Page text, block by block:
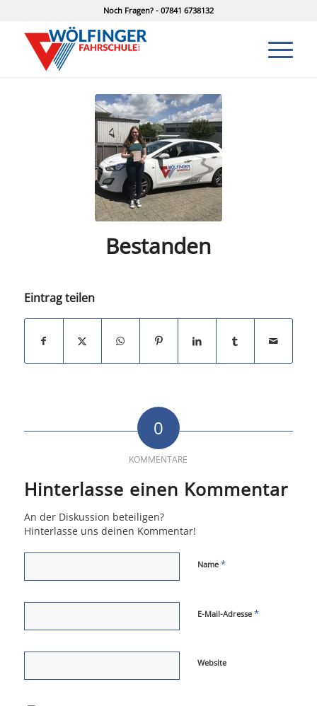
Noch Fragen? - 07841 6738132
Bestanden
Eintrag teilen
0
KOMMENTARE
Hinterlasse einen Kommentar
An der Diskussion beteiligen?
Hinterlasse uns deinen Kommentar!
Name *
E-Mail-Adresse *
Website